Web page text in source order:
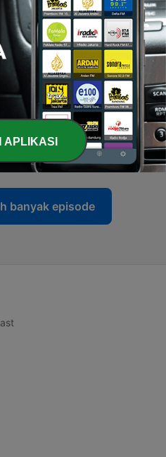
Menapaki Karier
Kariernya di Dunia
yang Menjadi
yang Menjadi
banyak episode
APLIKASI